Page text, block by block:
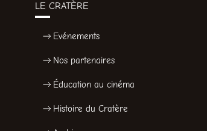
LE CRATÈRE
Evénements
Nos partenaires
Éducation au cinéma
Histoire du Cratère